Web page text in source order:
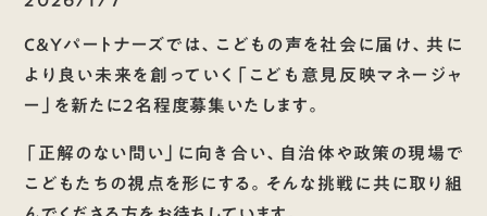
C&Yパートナーズでは、こどもの声を社会に届け、共に
より良い未来を創っていく 「こども意見反映マネージャ
ー」を新たに2名程度募集いたします。
「正解のない問い」に向き合い、自治体や政策の現場で
こどもたちの視点を形にする。そんな挑戦に共に取り組